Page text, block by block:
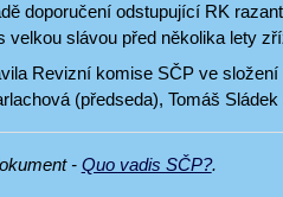
doporučení odstupující RK
velkou slávou před několika lety
Revizní komise SČP ve složení
(předseda), Tomáš Sládek
- Quo vadis SČP?.